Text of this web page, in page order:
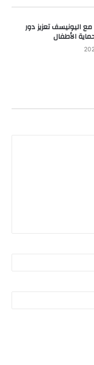
اليونيسف تعزيز دور
الأطفال